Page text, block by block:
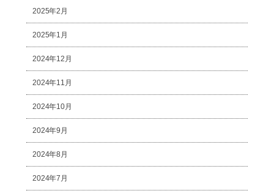
2025年2月
2025年1月
2024年12月
2024年11月
2024年10月
2024年9月
2024年8月
2024年7月